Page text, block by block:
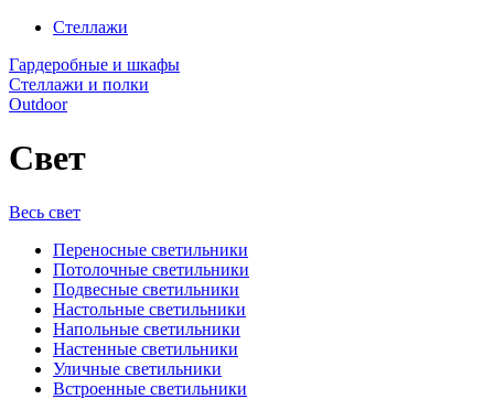
Стеллажи
Гардеробные и шкафы
Стеллажи и полки
Outdoor
Свет
Весь свет
Переносные светильники
Потолочные светильники
Подвесные светильники
Настольные светильники
Напольные светильники
Настенные светильники
Уличные светильники
Встроенные светильники